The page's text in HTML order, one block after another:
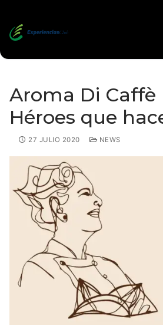
Aroma Di Caffè
Héroes que
27 JULIO 2020 NEWS